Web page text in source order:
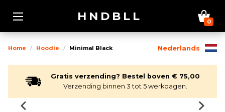
HNDBLL 0
Nederlands
Home Hoodie Minimal Black
Gratis verzending? Bestel boven € 75,00
Verzending binnen 3 tot 5 werkdagen.